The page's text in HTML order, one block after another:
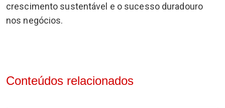
crescimento sustentável e o sucesso duradouro
nos negócios.
Conteúdos relacionados